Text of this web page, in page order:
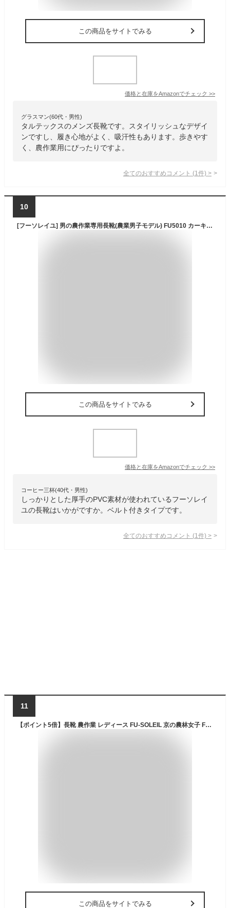
この商品をサイトでみる
価格と在庫をAmazonでチェック >>
グラスマン(60代・男性)
タルテックスのメンズ長靴です。スタイリッシュなデザイ
ンですし、履き心地がよく、吸汗性もあります。歩きやす
く、農作業用にぴったりですよ。
全てのおすすめコメント (1 件) >
10
[フーソレイユ] 男の農作業専用長靴(農業男子モデル) FU5010 カーキ 24.5~25.5
この商品をサイトでみる
価格と在庫をAmazonでチェック >>
コーヒー三杯(40代・男性)
しっかりとした厚手のPVC素材が使われているフーソレイ
ユの長靴はいかがですか。ベルト付きタイプです。
全てのおすすめコメント (1 件) >
11
【ポイント5倍】長靴 農作業 レディース FU-SOLEIL 京の農林女子 FU5004 ガーデニング 家庭菜園レインブーツ ワークブーツ 農業女子 軽い 丈夫 カバー付 ネイビー ワイン カーキ SS S M 22.5-25cm
この商品をサイトでみる